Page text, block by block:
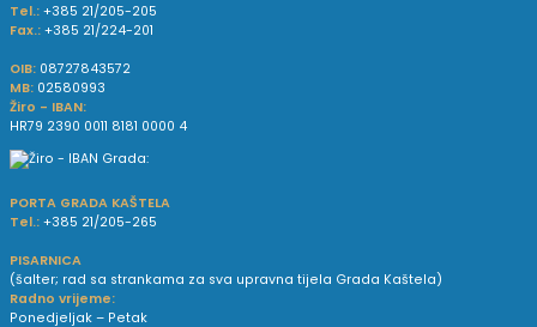
Tel.: +385 21/205-205
Fax.: +385 21/224-201
OIB: 08727843572
MB: 02580993
Žiro - IBAN:
HR79 2390 0011 8181 0000 4
PORTA GRADA KAŠTELA
Tel.: +385 21/205-265
PISARNICA
(šalter; rad sa strankama za sva upravna tijela Grada Kaštela)
Radno vrijeme:
Ponedjeljak – Petak